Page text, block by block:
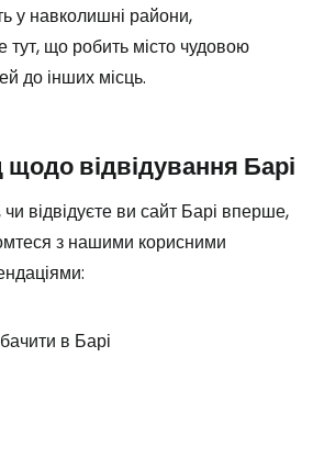
у навколишні райони,
тут, що робить місто чудовою
до інших місць.
відвідування Барі
відвідуєте ви сайт Барі вперше,
з нашими корисними
в Барі